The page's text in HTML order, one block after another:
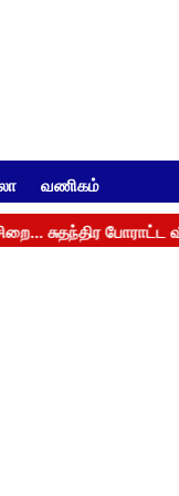
வணிகம்